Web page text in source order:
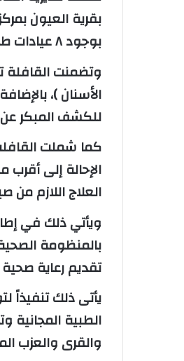
بوجود ٨ عيادات طبية متنقلة.
وتضمنت القافلة
الأسنان )،
للكشف المبكر
كما شملت
الإحالة إلى
العلاج اللازم من
ويأتي ذلك في
بالمنظومة
تقديم رعاية
يأتى ذلك تنفيذاً
الطبية المجانية
والقرى والعزب